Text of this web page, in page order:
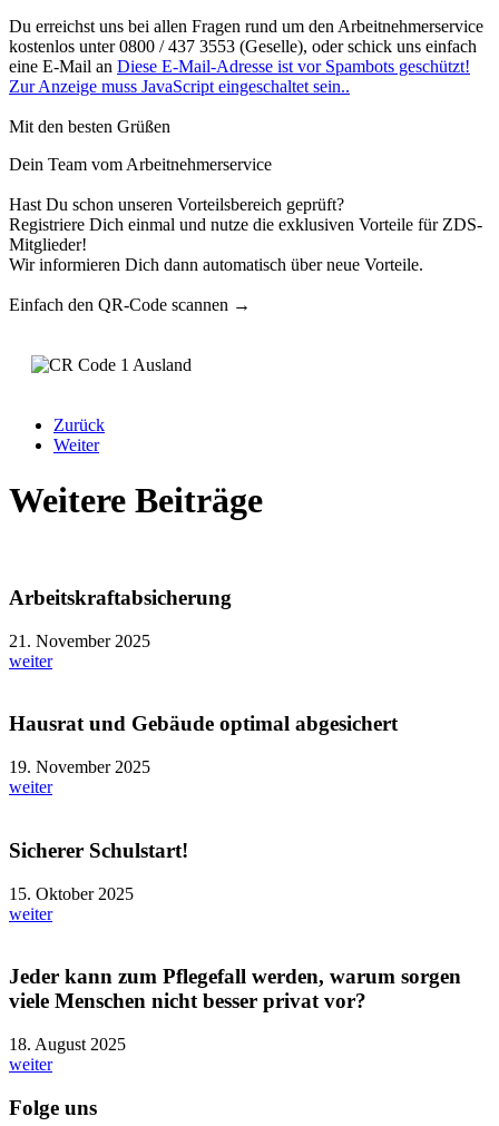
Du erreichst uns bei allen Fragen rund um den Arbeitnehmerservice
kostenlos unter 0800 / 437 3553 (Geselle), oder schick uns einfach
eine E-Mail an Diese E-Mail-Adresse ist vor Spambots geschützt!
Zur Anzeige muss JavaScript eingeschaltet sein..
Mit den besten Grüßen
Dein Team vom Arbeitnehmerservice
Hast Du schon unseren Vorteilsbereich geprüft?
Registriere Dich einmal und nutze die exklusiven Vorteile für ZDS-
Mitglieder!
Wir informieren Dich dann automatisch über neue Vorteile.
Einfach den QR-Code scannen →
Zurück
Weiter
Weitere Beiträge
Arbeitskraftabsicherung
21. November 2025
weiter
Hausrat und Gebäude optimal abgesichert
19. November 2025
weiter
Sicherer Schulstart!
15. Oktober 2025
weiter
Jeder kann zum Pflegefall werden, warum sorgen
viele Menschen nicht besser privat vor?
18. August 2025
weiter
Folge uns